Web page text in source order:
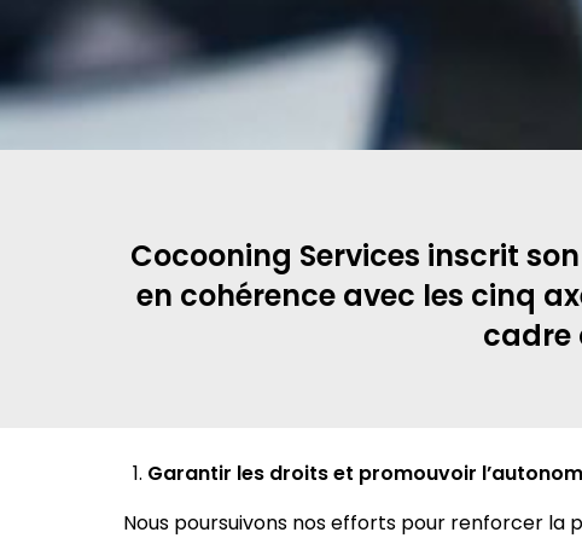
Cocooning Services inscrit
en cohérence avec les cinq
cadre
Garantir les droits et promouvoir
Nous poursuivons nos efforts pour renforcer la